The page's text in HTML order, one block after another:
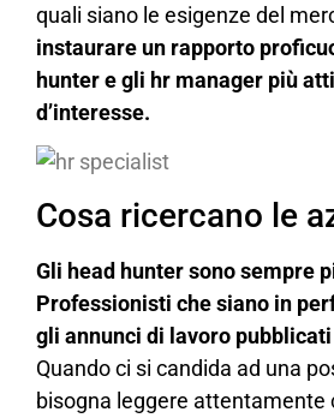
quali siano le esigenze del
instaurare un rapporto
hunter e gli hr manager più
d’interesse.
Cosa ricercano le
Gli head hunter sono sempre
Professionisti che siano in
gli annunci di lavoro
Quando ci si candida ad una
bisogna leggere attentamente